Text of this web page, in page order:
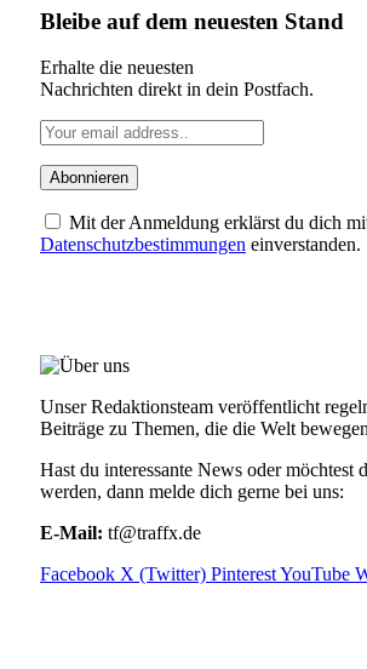
Bleibe auf dem neuesten Stand
Erhalte die neuesten
Nachrichten direkt in dein Postfach.
Mit der Anmeldung erklärst du dich
Datenschutzbestimmungen einverstanden.
Unser Redaktionsteam veröffentlicht
Beiträge zu Themen, die die Welt bewegen
Hast du interessante News oder möchtest
werden, dann melde dich gerne bei uns:
E-Mail: tf@traffx.de
Facebook X (Twitter) PinterestYouTube